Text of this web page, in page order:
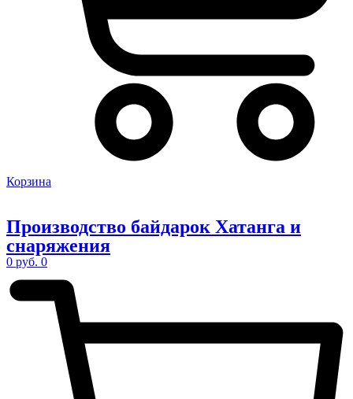
Корзина
Производство байдарок Хатанга и
снаряжения
0 руб. 0